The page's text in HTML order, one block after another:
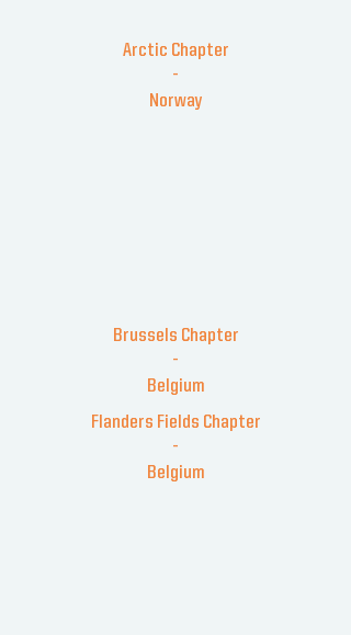
Arctic Chapter
-
Norway
Brussels Chapter
-
Belgium
Flanders Fields Chapter
-
Belgium